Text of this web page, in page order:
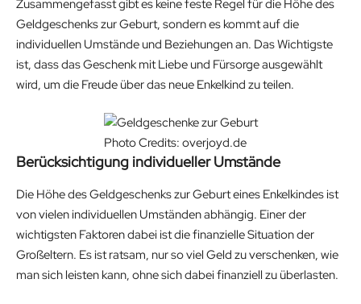
Zusammengefasst gibt es keine feste Regel für die Höhe des
Geldgeschenks zur Geburt, sondern es kommt auf die
individuellen Umstände und Beziehungen an. Das Wichtigste
ist, dass das Geschenk mit Liebe und Fürsorge ausgewählt
wird, um die Freude über das neue Enkelkind zu teilen.
Photo Credits: overjoyd.de
Berücksichtigung individueller Umstände
Die Höhe des Geldgeschenks zur Geburt eines Enkelkindes ist
von vielen individuellen Umständen abhängig. Einer der
wichtigsten Faktoren dabei ist die finanzielle Situation der
Großeltern. Es ist ratsam, nur so viel Geld zu verschenken, wie
man sich leisten kann, ohne sich dabei finanziell zu überlasten.